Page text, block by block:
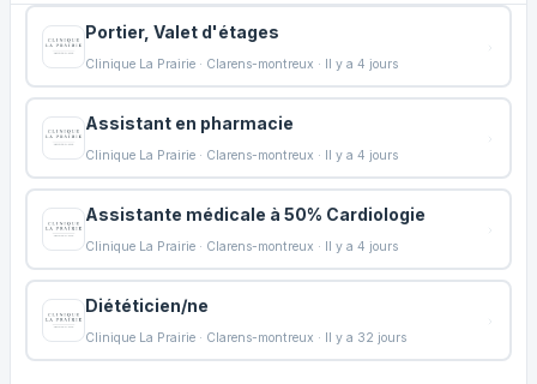
Portier, Valet d'étages
Clinique La Prairie · Clarens-montreux · Il y a 4 jours
Assistant en pharmacie
Clinique La Prairie · Clarens-montreux · Il y a 4 jours
Assistante médicale à 50% Cardiologie
Clinique La Prairie · Clarens-montreux · Il y a 4 jours
Diététicien/ne
Clinique La Prairie · Clarens-montreux · Il y a 32 jours